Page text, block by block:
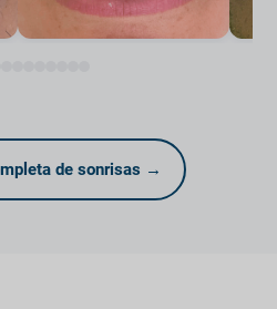
de sonrisas →